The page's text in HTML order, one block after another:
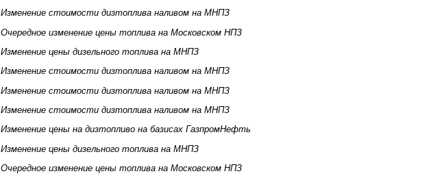
Изменение стоимости дизтоплива наливом на МНПЗ
Очередное изменение цены топлива на Московском НПЗ
Изменение цены дизельного топлива на МНПЗ
Изменение стоимости дизтоплива наливом на МНПЗ
Изменение стоимости дизтоплива наливом на МНПЗ
Изменение стоимости дизтоплива наливом на МНПЗ
Изменение цены на дизтопливо на базисах ГазпромНефть
Изменение цены дизельного топлива на МНПЗ
Очередное изменение цены топлива на Московском НПЗ